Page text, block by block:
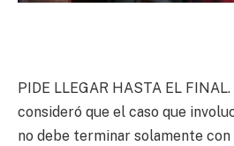
PIDE LLEGAR HASTA EL FINAL.
consideró que el caso que
no debe terminar solamente